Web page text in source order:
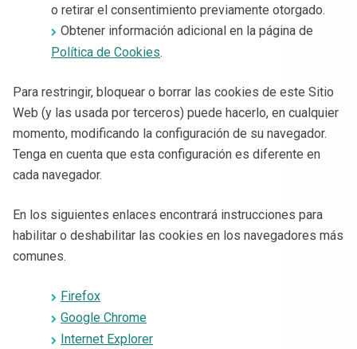
o retirar el consentimiento previamente otorgado.
Obtener información adicional en la página de
Política de Cookies.
Para restringir, bloquear o borrar las cookies de este Sitio
Web (y las usada por terceros) puede hacerlo, en cualquier
momento, modificando la configuración de su navegador.
Tenga en cuenta que esta configuración es diferente en
cada navegador.
En los siguientes enlaces encontrará instrucciones para
habilitar o deshabilitar las cookies en los navegadores más
comunes.
Firefox
Google Chrome
Internet Explorer